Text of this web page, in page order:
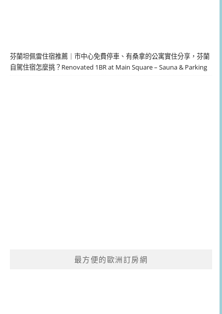
芬蘭坦佩雷住宿推薦｜市中心免費停車、有桑拿的公寓實住分享，芬蘭
自駕住宿怎麼挑？Renovated 1BR at Main Square – Sauna & Parking
最方便的歐洲訂房網